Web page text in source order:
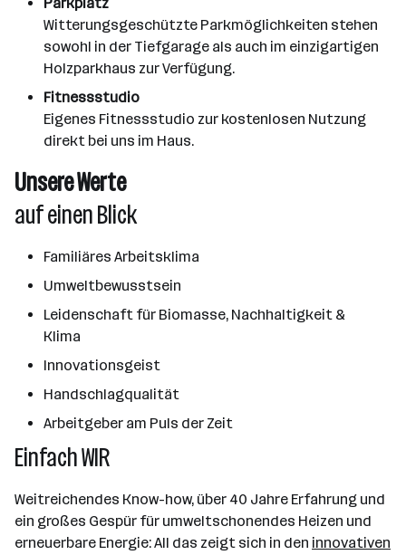
Witterungsgeschützte Parkmöglichkeiten stehen
sowohl in der Tiefgarage als auch im einzigartigen
Holzparkhaus zur Verfügung.
Fitnessstudio
Eigenes Fitnessstudio zur kostenlosen Nutzung
direkt bei uns im Haus.
Unsere Werte
auf einen Blick
Familiäres Arbeitsklima
Umweltbewusstsein
Leidenschaft für Biomasse, Nachhaltigkeit &
Klima
Innovationsgeist
Handschlagqualität
Arbeitgeber am Puls der Zeit
Einfach WIR
Weitreichendes Know-how, über 40 Jahre Erfahrung und
ein großes Gespür für umweltschonendes Heizen und
erneuerbare Energie: All das zeigt sich in den innovativen